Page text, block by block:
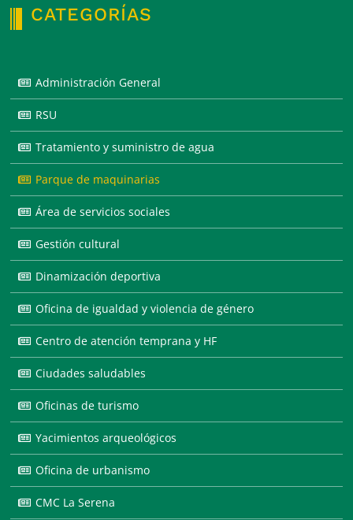
CATEGORÍAS
Administración General
RSU
Tratamiento y suministro de agua
Parque de maquinarias
Área de servicios sociales
Gestión cultural
Dinamización deportiva
Oficina de igualdad y violencia de género
Centro de atención temprana y HF
Ciudades saludables
Oficinas de turismo
Yacimientos arqueológicos
Oficina de urbanismo
CMC La Serena